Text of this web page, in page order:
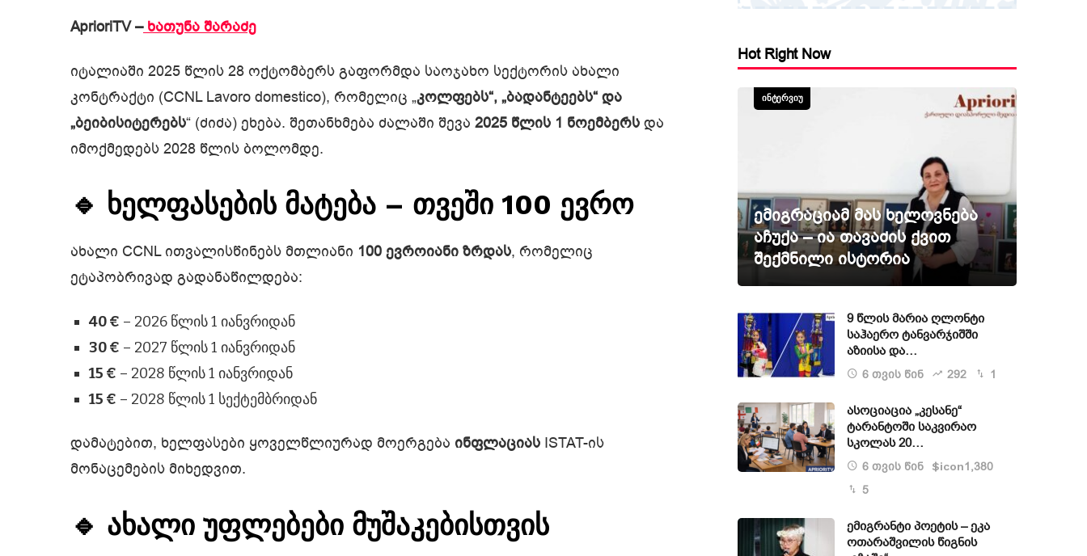
AprioriTV –ხათუნა შარაძე
იტალიაში 2025 წლის 28 ოქტომბერს გაფორმდა საოჯახო სექტორის ახალი
კონტრაქტი (CCNL Lavoro domestico), რომელიც „კოლფებს“, „ბადანტეებს“ და
„ბეიბისიტერებს“ (ძიძა) ეხება. შეთანხმება ძალაში შევა 2025 წლის 1 ნოემბერს და
იმოქმედებს 2028 წლის ბოლომდე.
🔹 ხელფასების მატება – თვეში 100 ევრო
ახალი CCNL ითვალისწინებს მთლიანი 100 ევროიანი ზრდას, რომელიც
ეტაპობრივად გადანაწილდება:
40 € – 2026 წლის 1 იანვრიდან
30 € – 2027 წლის 1 იანვრიდან
15 € – 2028 წლის 1 იანვრიდან
15 € – 2028 წლის 1 სექტემბრიდან
დამატებით, ხელფასები ყოველწლიურად მოერგება ინფლაციას ISTAT-ის
მონაცემების მიხედვით.
🔹 ახალი უფლებები მუშაკებისთვის
Hot Right Now
ᲘᲜᲢᲔᲠᲕᲘᲣ
ემიგრაციამ მას ხელოვნება
აჩუქა – ია თავაძის ქვით
შექმნილი ისტორია
9 წლის მარია ღლონტი
საჰაერო ტანვარჯიშში
აზიისა და…
6 თვის წინ 292 1
ასოციაცია „კესანე“
ტარანტოში საკვირაო
სკოლას 20…
6 თვის წინ $icon1,380
5
ემიგრანტი პოეტის – ეკა
ოთარაშვილის წიგნის